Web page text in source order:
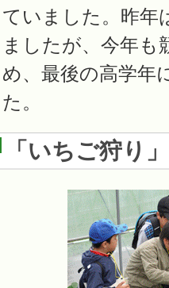
ていました。昨年
ましたが、今年も
め、最後の高学年
た。
「いちご狩り」